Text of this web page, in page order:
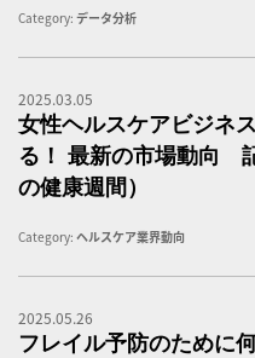
Category: データ分析
2025.03.05
女性ヘルスケアビジネ
る！ 最新の市場動向
の健康週間）
Category: ヘルスケア業界動向
2025.05.26
フレイル予防のために